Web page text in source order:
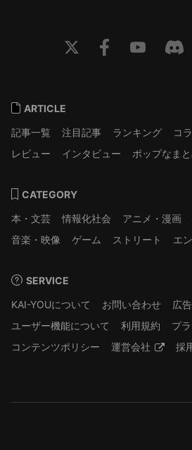
ARTICLE
記事一覧
注目記事 ランキング コ
レビュー
インタビュー ポップなま
CATEGORY
本・文芸
情報化社会 アニメ・漫画
音楽・映像
ゲーム ストリート エ
SERVICE
KAI-YOUについて
お問い合わせ
広
ユーザー機能について
利用規約
プ
コンテンツポリシー
運営会社 採